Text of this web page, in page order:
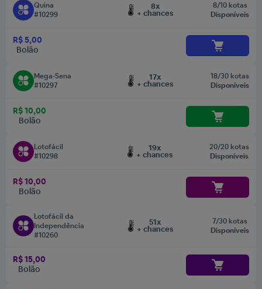
Quina
#10299
8x
+ chances
8/10 kotas
Disponíveis
R$ 5,00
Bolão
Mega-Sena
#10297
17x
+ chances
18/30 kotas
Disponíveis
R$ 10,00
Bolão
Lotofácil
#10298
19x
+ chances
20/20 kotas
Disponíveis
R$ 10,00
Bolão
Lotofácil da
Independência
#10260
51x
+ chances
7/30 kotas
Disponíveis
R$ 15,00
Bolão